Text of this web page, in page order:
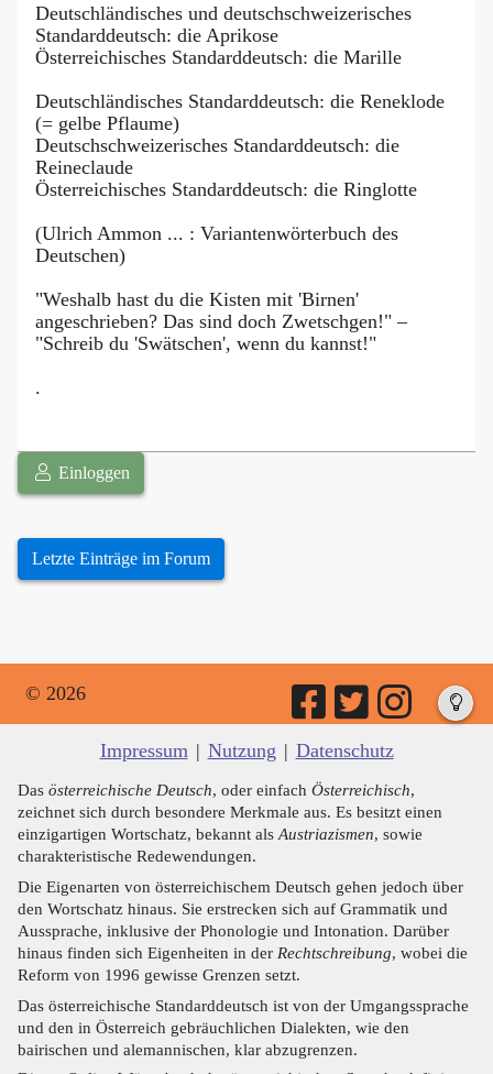
Deutschländisches und deutschschweizerisches
Standarddeutsch: die Aprikose
Österreichisches Standarddeutsch: die Marille
Deutschländisches Standarddeutsch: die Reneklode
(= gelbe Pflaume)
Deutschschweizerisches Standarddeutsch: die
Reineclaude
Österreichisches Standarddeutsch: die Ringlotte
(Ulrich Ammon ... : Variantenwörterbuch des
Deutschen)
"Weshalb hast du die Kisten mit 'Birnen'
angeschrieben? Das sind doch Zwetschgen!" –
"Schreib du 'Swätschen', wenn du kannst!"
.
Einloggen
Letzte Einträge im Forum
© 2026
Impressum | Nutzung | Datenschutz
Das österreichische Deutsch, oder einfach Österreichisch,
zeichnet sich durch besondere Merkmale aus. Es besitzt einen
einzigartigen Wortschatz, bekannt als Austriazismen, sowie
charakteristische Redewendungen.
Die Eigenarten von österreichischem Deutsch gehen jedoch über
den Wortschatz hinaus. Sie erstrecken sich auf Grammatik und
Aussprache, inklusive der Phonologie und Intonation. Darüber
hinaus finden sich Eigenheiten in der Rechtschreibung, wobei die
Reform von 1996 gewisse Grenzen setzt.
Das österreichische Standarddeutsch ist von der Umgangssprache
und den in Österreich gebräuchlichen Dialekten, wie den
bairischen und alemannischen, klar abzugrenzen.